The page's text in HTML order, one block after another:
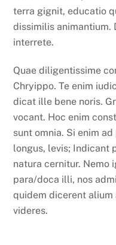
terra gignit, educatio
dissimilis animantium.
interrete.
Quae diligentissime
Chryippo. Te enim
dicat ille bene noris.
vocant. Hoc enim
sunt omnia. Si enim
longus, levis; Indicant
natura cernitur. Nemo
para/doca illi, nos
quidem dicerent alium
videres.